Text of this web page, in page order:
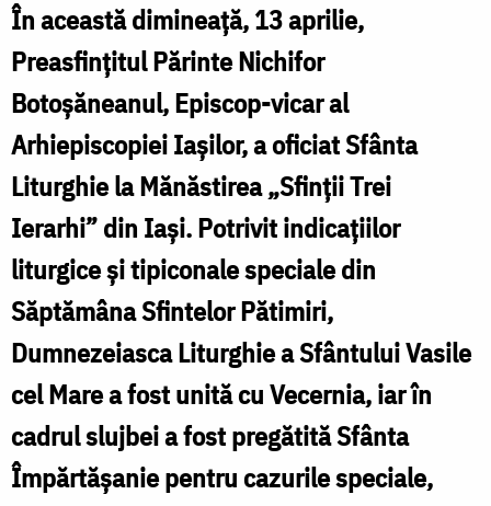
În această dimineață, 13 aprilie,
Preasfințitul Părinte Nichifor
Botoșăneanul, Episcop-vicar al
Arhiepiscopiei Iașilor, a oficiat Sfânta
Liturghie la Mănăstirea „Sfinții Trei
Ierarhi” din Iași. Potrivit indicațiilor
liturgice și tipiconale speciale din
Săptămâna Sfintelor Pătimiri,
Dumnezeiasca Liturghie a Sfântului Vasile
cel Mare a fost unită cu Vecernia, iar în
cadrul slujbei a fost pregătită Sfânta
Împărtășanie pentru cazurile speciale,